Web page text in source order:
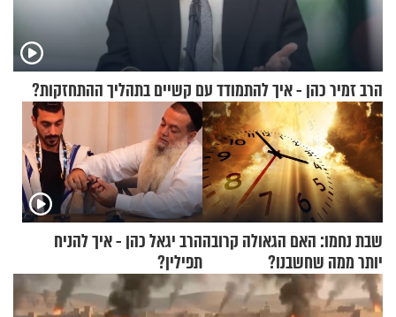
הרב זמיר כהן - איך להתמודד עם קשיים בתהליך ההתחזקות?
שבת נחמו: האם הגאולה קרובה
יותר ממה שחשבנו?
הרב יגאל כהן - איך להניח
תפילין?